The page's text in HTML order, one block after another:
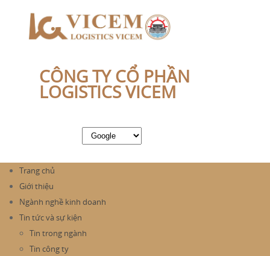
CÔNG TY CỔ PHẦN
LOGISTICS VICEM
Trang chủ
Giới thiệu
Ngành nghề kinh doanh
Tin tức và sự kiện
Tin trong ngành
Tin công ty